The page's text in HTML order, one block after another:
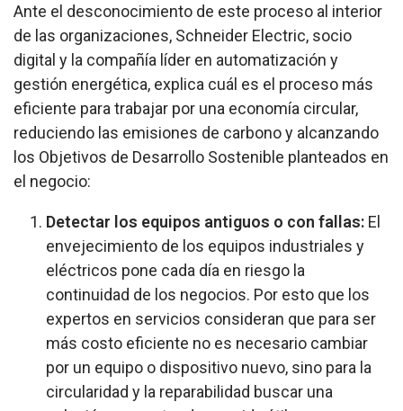
Ante el desconocimiento de este proceso al interior
de las organizaciones, Schneider Electric, socio
digital y la compañía líder en automatización y
gestión energética, explica cuál es el proceso más
eficiente para trabajar por una economía circular,
reduciendo las emisiones de carbono y alcanzando
los Objetivos de Desarrollo Sostenible planteados en
el negocio:
Detectar los equipos antiguos o con fallas: El
envejecimiento de los equipos industriales y
eléctricos pone cada día en riesgo la
continuidad de los negocios. Por esto que los
expertos en servicios consideran que para ser
más costo eficiente no es necesario cambiar
por un equipo o dispositivo nuevo, sino para la
circularidad y la reparabilidad buscar una